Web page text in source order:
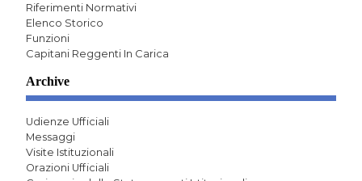
Riferimenti Normativi
Elenco Storico
Funzioni
Capitani Reggenti In Carica
Archive
Udienze Ufficiali
Messaggi
Visite Istituzionali
Orazioni Ufficiali